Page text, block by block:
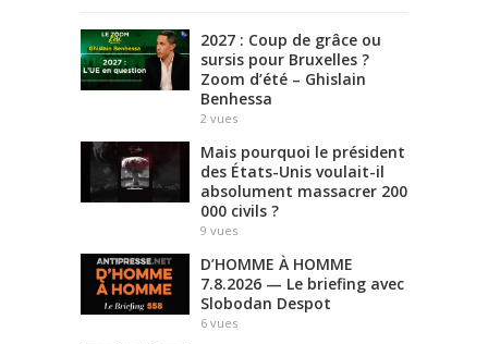
2027 : Coup de grâce ou
sursis pour Bruxelles ?
Zoom d’été – Ghislain
Benhessa
2 vues
Mais pourquoi le président
des États-Unis voulait-il
absolument massacrer 200
000 civils ?
9 vues
D’HOMME À HOMME
7.8.2026 — Le briefing avec
Slobodan Despot
6 vues